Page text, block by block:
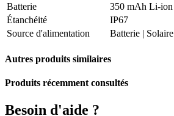
Batterie
350 mAh Li-ion
Étanchéité
IP67
Source d'alimentation
Batterie | Solaire
Autres produits similaires
Produits récemment consultés
Besoin d'aide ?